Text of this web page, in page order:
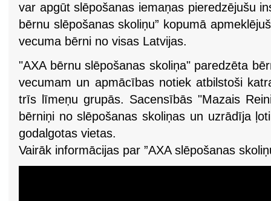
var apgūt slēpošanas iemaņas pieredzējušu
bērnu slēpošanas skoliņu” kopumā
vecuma bērni no visas Latvijas.
"AXA bērnu slēpošanas skoliņa" paredzēta
vecumam un apmācības notiek atbilstoši
trīs līmeņu grupās. Sacensībās "Mazais
bērniņi no slēpošanas skoliņas un uzrādīja
godalgotas vietas.
Vairāk informācijas par ”AXA slēpošanas